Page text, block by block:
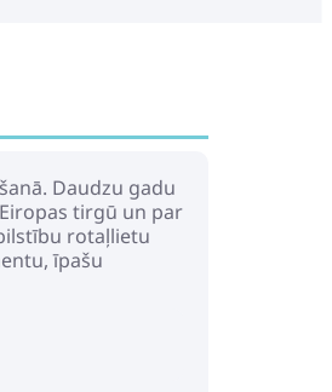
Daudzu gadu
tirgū un par
rotaļlietu
īpašu